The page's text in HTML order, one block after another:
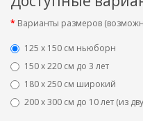
Варианты размеров
125 x 150 см ньюборн
150 х 220 см до 3 лет
180 х 250 см широкий
200 х 300 см до 10 лет (из